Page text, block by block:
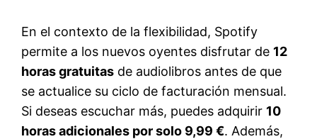
En el contexto de la flexibilidad, Spotify
permite a los nuevos oyentes disfrutar de 12
horas gratuitas de audiolibros antes de que
se actualice su ciclo de facturación mensual.
Si deseas escuchar más, puedes adquirir 10
horas adicionales por solo 9,99 €. Además,